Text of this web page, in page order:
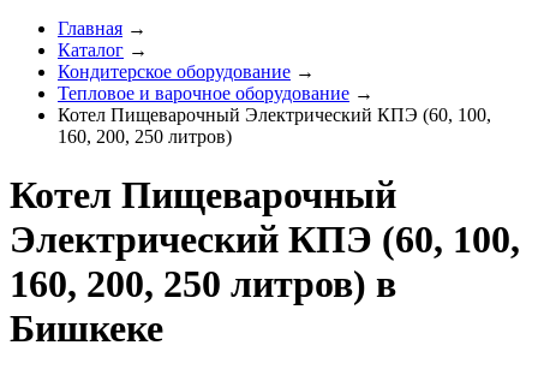
Главная →
Каталог →
Кондитерское оборудование →
Тепловое и варочное оборудование →
Котел Пищеварочный Электрический КПЭ (60, 100,
160, 200, 250 литров)
Котел Пищеварочный
Электрический КПЭ (60, 100,
160, 200, 250 литров) в
Бишкеке